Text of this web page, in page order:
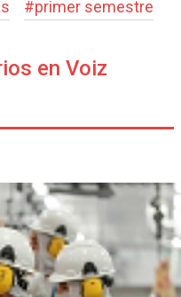
#primer semestre
en Voiz